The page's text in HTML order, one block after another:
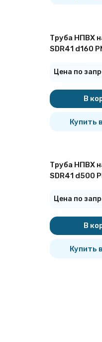
Труба НПВХ
SDR41 d160
Цена по
В
Купить
Труба НПВХ
SDR41 d500
Цена по
В
Купить